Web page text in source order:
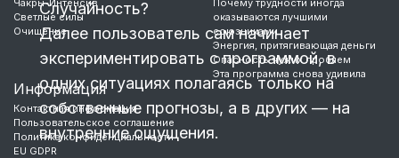
Случайность?
Далее пользователь сам начинает
экспериментировать с программой, в
одних ситуациях полагаясь только на
собственные прогнозы, а в других — на
внутренние ощущения.
Светлые силы
Очищение
оказываются лучшими
союзниками
Энергия, притягивающая деньги
Опасность чужих проблем
Эта программа снова удивила
Информация
Контактная информация
Пользовательское соглашение
Политика конфиденциальности
EU GDPR